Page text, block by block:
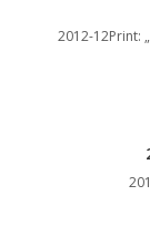
2012-12Print: